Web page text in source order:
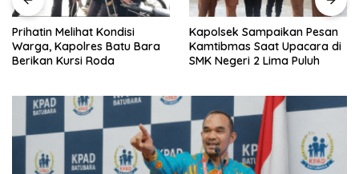
Kapolsek Sampaikan Pesan
Kamtibmas Saat Upacara di
SMK Negeri 2 Lima Puluh
Bupati Batu Bara Ajak
Majelis Taklim Jadi Benteng
Keluarga dalam Memerangi